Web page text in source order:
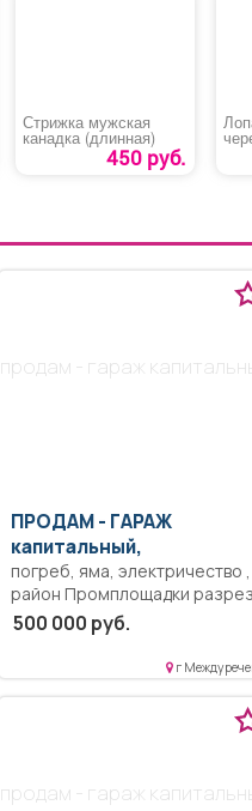
Стрижка мужская
канадка (длинная)
450 руб.
продам - гараж
ПРОДАМ - ГАРАЖ
капитальный,
погреб, яма, электричество ,
район Промплощадки
«Ольжерасский», напротив ш.
Усинская, 1-й ряд от дороги.
оформления в ипотеку под
500 000 руб.
г
продам - гараж